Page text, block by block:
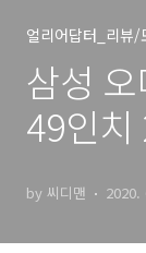
얼리어답터_리뷰/
삼성
49인치
by 씨디맨 2020.